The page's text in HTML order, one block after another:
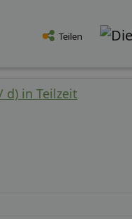
Teilen
d) in Teilzeit